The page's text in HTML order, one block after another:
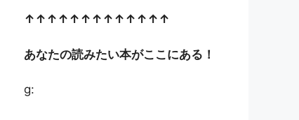
↑↑↑↑↑↑↑↑↑↑↑↑↑
あなたの読みたい本がここにある！
g: